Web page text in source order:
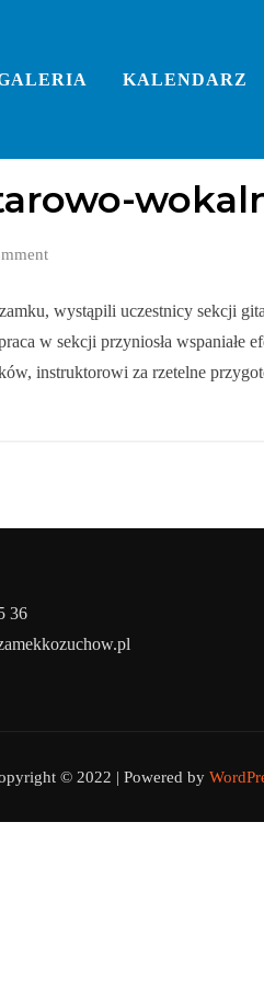
KALENDARZ
wystąpili uczestnicy sekcji
w sekcji przyniosła
instruktorowi za rzetelne
36
© 2022 | Powered by